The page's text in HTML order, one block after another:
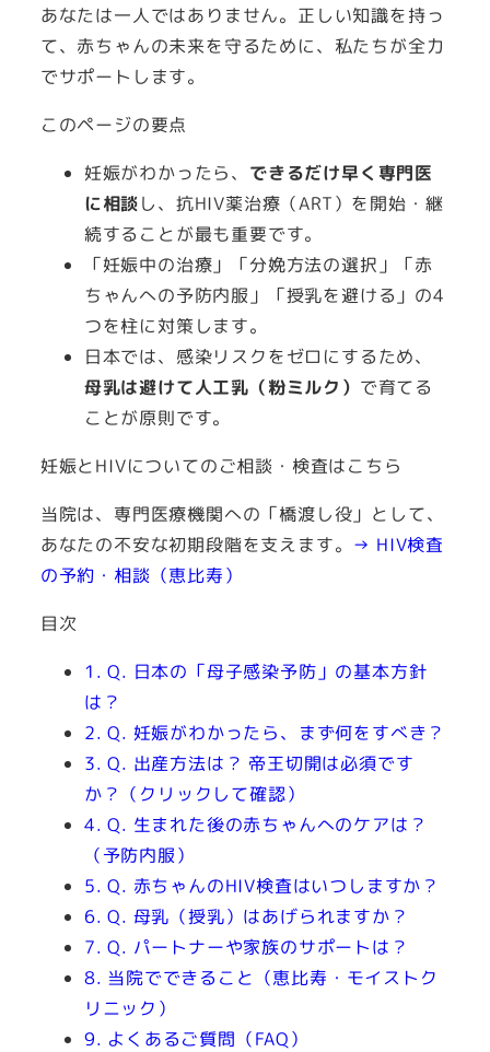
あなたは一人ではありません。正しい知識を持っ
て、赤ちゃんの未来を守るために、私たちが全力
でサポートします。
このページの要点
妊娠がわかったら、 できるだけ早く専門医
に相談し、抗HIV薬治療（ART）を開始・継
続することが最も重要です。
「妊娠中の治療」「分娩方法の選択」「赤
ちゃんへの予防内服」「授乳を避ける」の4
つを柱に対策します。
日本では、感染リスクをゼロにするため、
母乳は避けて人工乳（粉ミルク） で育てる
ことが原則です。
妊娠とHIVについてのご相談・検査はこちら
当院は、専門医療機関への「橋渡し役」として、
あなたの不安な初期段階を支えます。 → HIV検査
の予約・相談（恵比寿）
目次
1. Q. 日本の「母子感染予防」の基本方針
は？
2. Q. 妊娠がわかったら、まず何をすべき？
3. Q. 出産方法は？ 帝王切開は必須です
か？（クリックして確認）
4. Q. 生まれた後の赤ちゃんへのケアは？
（予防内服）
5. Q. 赤ちゃんのHIV検査はいつしますか？
6. Q. 母乳（授乳）はあげられますか？
7. Q. パートナーや家族のサポートは？
8. 当院でできること（恵比寿・モイストク
リニック）
9. よくあるご質問（FAQ）